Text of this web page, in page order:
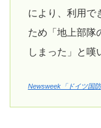
により、利用で
ため「地上部隊
しまった」と嘆
Newsweek「ドイツ国